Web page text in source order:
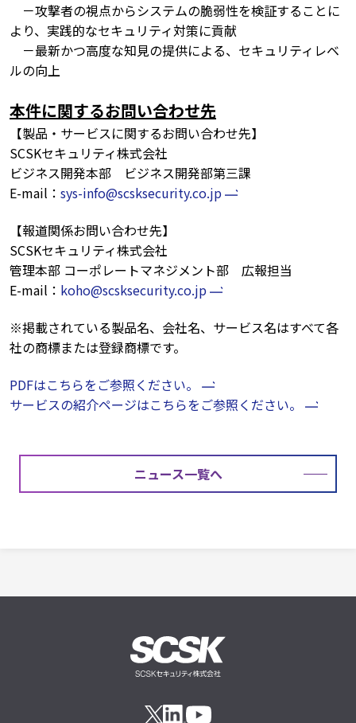
－攻撃者の視点からシステムの脆弱性を検証することに
より、実践的なセキュリティ対策に貢献
－最新かつ高度な知見の提供による、セキュリティレベ
ルの向上
本件に関するお問い合わせ先
【製品・サービスに関するお問い合わせ先】
SCSKセキュリティ株式会社
ビジネス開発本部 ビジネス開発部第三課
E-mail： sys-info@scsksecurity.co.jp
【報道関係お問い合わせ先】
SCSKセキュリティ株式会社
管理本部 コーポレートマネジメント部 広報担当
E-mail： koho@scsksecurity.co.jp
※掲載されている製品名、会社名、サービス名はすべて各
社の商標または登録商標です。
PDFはこちらをご参照ください。
サービスの紹介ページはこちらをご参照ください。
ニュース一覧へ